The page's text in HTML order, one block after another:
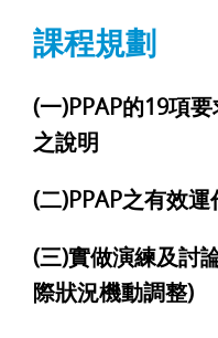
課程規劃
(一)PPAP的19項
之說明
(二)PPAP之有效運
(三)實做演練及討
際狀況機動調整)